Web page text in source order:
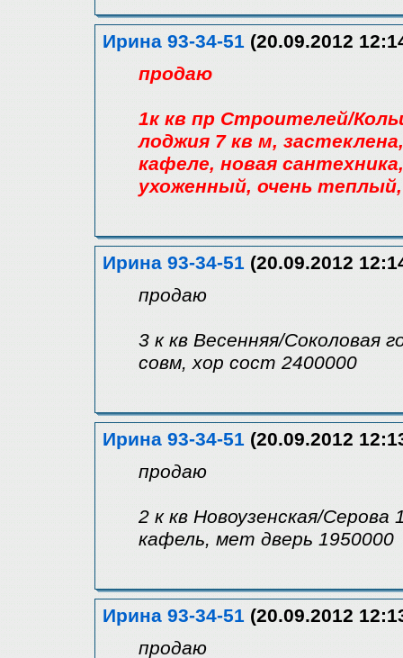
Ирина 93-34-51 (20.09.2012
продаю
1к кв пр Строителей/
лоджия 7 кв м,
кафеле, новая
ухоженный, очень
Ирина 93-34-51 (20.09.2012
продаю
3 к кв Весенняя/Соколовая
совм, хор сост 2400000
Ирина 93-34-51 (20.09.2012
продаю
2 к кв Новоузенская/
кафель, мет дверь 1950000
Ирина 93-34-51 (20.09.2012
продаю